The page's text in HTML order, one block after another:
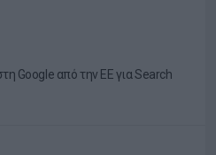
Google από την ΕΕ για Search